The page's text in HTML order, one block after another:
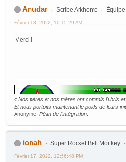
Anudar Scribe Arkhonte
Février 18, 2022, 10:15:29 AM
Merci !
« Nos pères et nos mères ont commis l'ubris et
Et nous portons maintenant le poids de leurs
Anonyme, Péan de l'Intégration
ionah Super Rocket Belt Monkey
Février 17, 2022, 12:56:48 PM